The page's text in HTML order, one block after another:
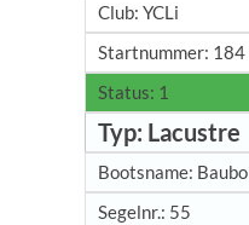
YCLi
184
1
Lacustre
Baubo
55